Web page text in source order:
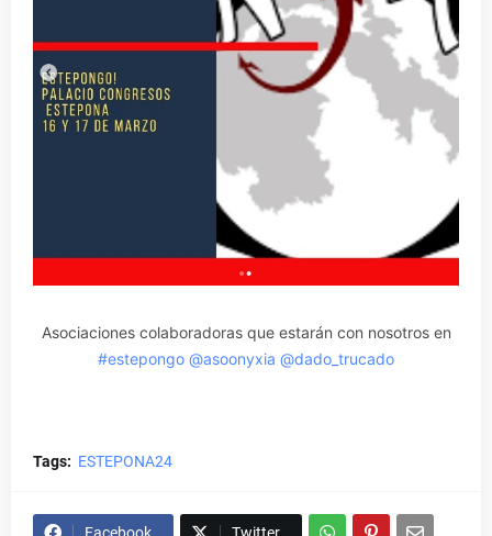
Asociaciones colaboradoras que estarán con nosotros en
#estepongo @asoonyxia @dado_trucado
Tags: ESTEPONA24